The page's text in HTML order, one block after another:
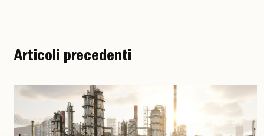
Articoli precedenti